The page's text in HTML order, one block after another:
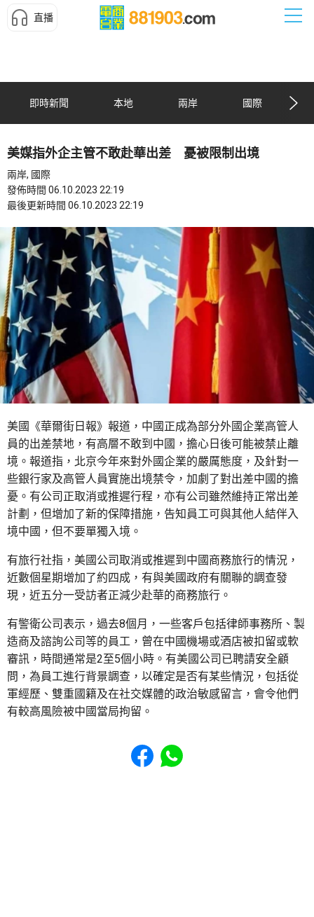
直播
即時新聞 本地 兩岸 國際
美媒指外企主管不敢赴華出差 憂被限制出境
兩岸, 國際
發佈時間 06.10.2023 22:19
最後更新時間 06.10.2023 22:19
美國《華爾街日報》報道，中國正成為部分外國企業高管人
員的出差禁地，有高層不敢到中國，擔心日後可能被禁止離
境。報道指，北京今年來對外國企業的嚴厲態度，及針對一
些銀行家及高管人員實施出境禁令，加劇了對出差中國的擔
憂。有公司正取消或推遲行程，亦有公司雖然維持正常出差
計劃，但增加了新的保障措施，告知員工可與其他人結伴入
境中國，但不要單獨入境。
有旅行社指，美國公司取消或推遲到中國商務旅行的情況，
近數個星期增加了約四成，有與美國政府有關聯的調查發
現，近五分一受訪者正減少赴華的商務旅行。
有警衛公司表示，過去8個月，一些客戶包括律師事務所、製
造商及諮詢公司等的員工，曾在中國機場或酒店被扣留或軟
審訊，時間通常是2至5個小時。有美國公司已聘請安全顧
問，為員工進行背景調查，以確定是否有某些情況，包括從
軍經歷、雙重國籍及在社交媒體的政治敏感留言，會令他們
有較高風險被中國當局拘留。
Share to Facebook
Share to WhatsApp